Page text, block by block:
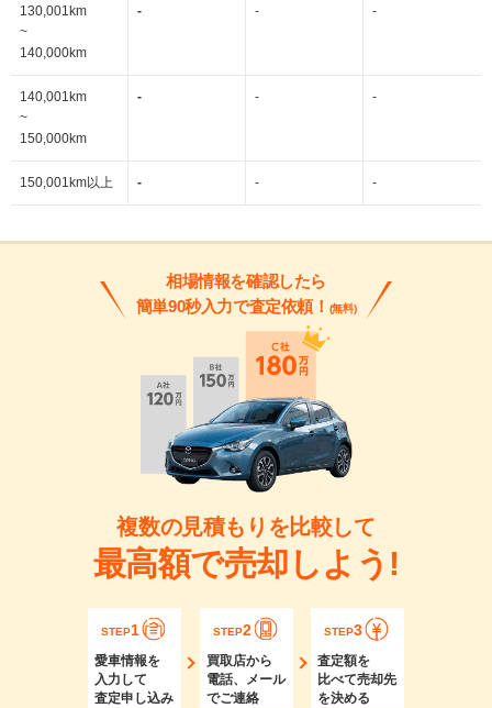
130,001km
~
140,000km
- - -
140,001km
~
150,000km
- - -
150,001km以上 - - -
相場情報を確認したら
簡単90秒入力で査定依頼！ (無料)
複数の見積もりを比較して
最高額で売却しよう!
STEP1
愛車情報を
入力して
査定申し込み
STEP2
買取店から
電話、メール
でご連絡
STEP3
査定額を
比べて売却先
を決める